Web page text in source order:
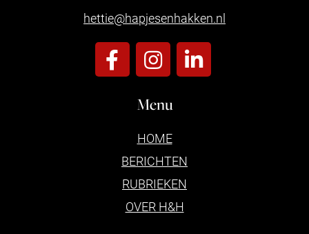
hettie@hapjesenhakken.nl
Menu
HOME
BERICHTEN
RUBRIEKEN
OVER H&H